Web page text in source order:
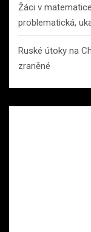
Žáci v
problematická,
Ruské útoky na
zraněné